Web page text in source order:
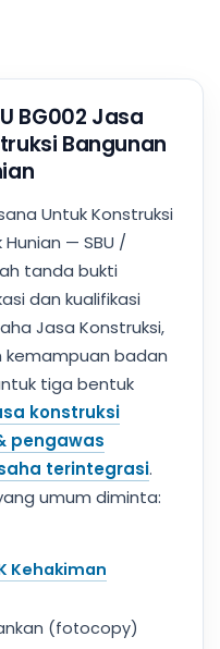
BG002 Jasa
Bangunan
Untuk Konstruksi
— SBU /
tanda bukti
dan kualifikasi
Jasa Konstruksi,
kemampuan badan
tiga bentuk
konstruksi
pengawas
terintegrasi.
umum diminta:
Kehakiman
(fotocopy)